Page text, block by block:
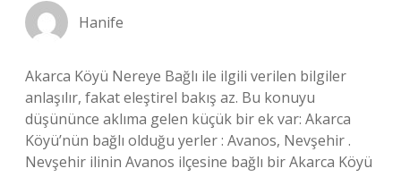
Hanife
Akarca Köyü Nereye Bağlı ile ilgili verilen bilgiler
anlaşılır, fakat eleştirel bakış az. Bu konuyu
düşününce aklıma gelen küçük bir ek var: Akarca
Köyü’nün bağlı olduğu yerler : Avanos, Nevşehir .
Nevşehir ilinin Avanos ilçesine bağlı bir Akarca Köyü